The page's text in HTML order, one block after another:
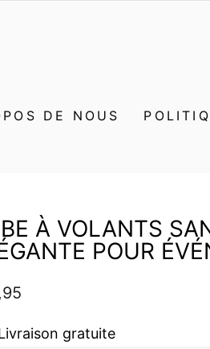
DE NOUS
À VOLANTS
POUR
gratuite